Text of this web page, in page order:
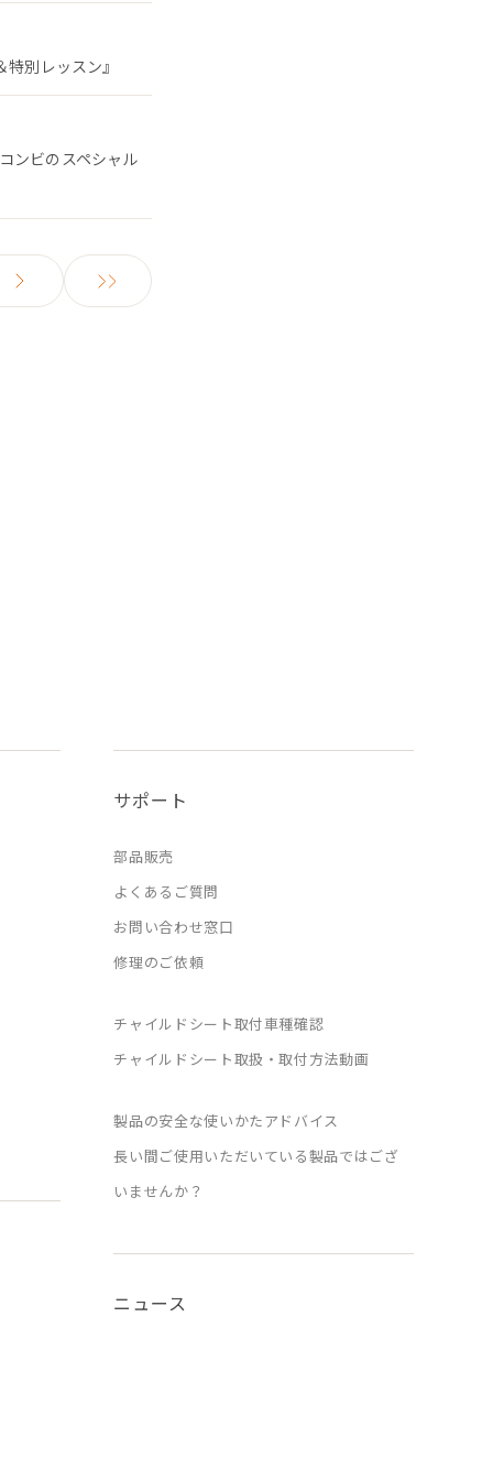
別レッスン』
ンビのスペシャル
サポート
部品販売
よくあるご質問
お問い合わせ窓口
修理のご依頼
チャイルドシート取付車種確認
チャイルドシート取扱・取付方法動画
製品の安全な使いかたアドバイス
長い間ご使用いただいている製品ではござ
いませんか？
ニュース